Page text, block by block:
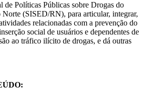
de Políticas Públicas sobre Drogas do
(SISED/RN), para articular, integrar,
relacionadas com a prevenção do
social de usuários e dependentes de
ao tráfico ilícito de drogas, e dá outras